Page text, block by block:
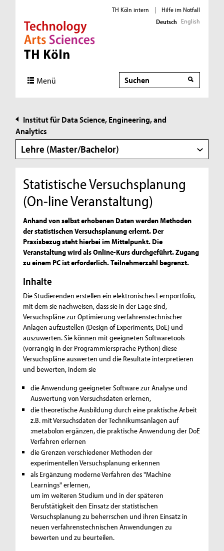
Direkt zur Hauptnavigation
Direkt zur Subnavigation
Direkt zum Inhalt
Direkt zum Fußbereich
TH Köln intern |
Hilfe im Notfall
Deutsch English
Menü Suche
Suche
Institut für Data Science, Engineering, and
Analytics
Lehre (Master/Bachelor)
Statistische Versuchsplanung
(On-line Veranstaltung)
Anhand von selbst erhobenen Daten werden Methoden
der statistischen Versuchsplanung erlernt. Der
Praxisbezug steht hierbei im Mittelpunkt. Die
Veranstaltung wird als Online-Kurs durchgeführt. Zugang
zu einem PC ist erforderlich. Teilnehmerzahl begrenzt.
Inhalte
Die Studierenden erstellen ein elektronisches Lernportfolio,
mit dem sie nachweisen, dass sie in der Lage sind,
Versuchspläne zur Optimierung verfahrenstechnischer
Anlagen aufzustellen (Design of Experiments, DoE) und
auszuwerten. Sie können mit geeigneten Softwaretools
(vorrangig in der Programmiersprache Python) diese
Versuchspläne auswerten und die Resultate interpretieren
und bewerten, indem sie
die Anwendung geeigneter Software zur Analyse und
Auswertung von Versuchsdaten erlernen,
die theoretische Ausbildung durch eine praktische Arbeit
z.B. mit Versuchsdaten der Technikumsanlagen auf
:metabolon ergänzen, die praktische Anwendung der DoE
Verfahren erlernen
die Grenzen verschiedener Methoden der
experimentellen Versuchsplanung erkennen
als Ergänzung moderne Verfahren des "Machine
Learnings" erlernen,
um im weiteren Studium und in der späteren
Berufstätigkeit den Einsatz der statistischen
Versuchsplanung zu beherrschen und ihren Einsatz in
neuen verfahrenstechnischen Anwendungen zu
bewerten und zu beurteilen.